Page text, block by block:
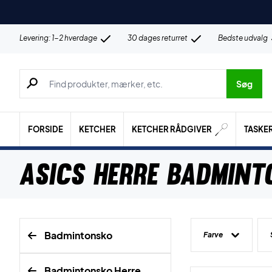
Levering: 1-2 hverdage 30 dages returret Bedste udvalg
Søg efter produkter, mærker etc.
Søg
FORSIDE KETCHER KETCHER RÅDGIVER
Asics Herre
Badmintonsko Farve